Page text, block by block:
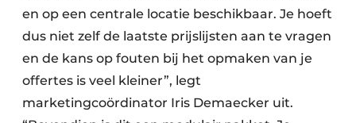
en op een centrale locatie beschikbaar. Je hoeft
dus niet zelf de laatste prijslijsten aan te vragen
en de kans op fouten bij het opmaken van je
offertes is veel kleiner”, legt
marketingcoördinator Iris Demaecker uit.